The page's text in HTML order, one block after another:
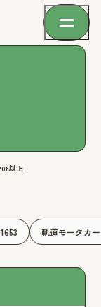
以上
軌道モータカ